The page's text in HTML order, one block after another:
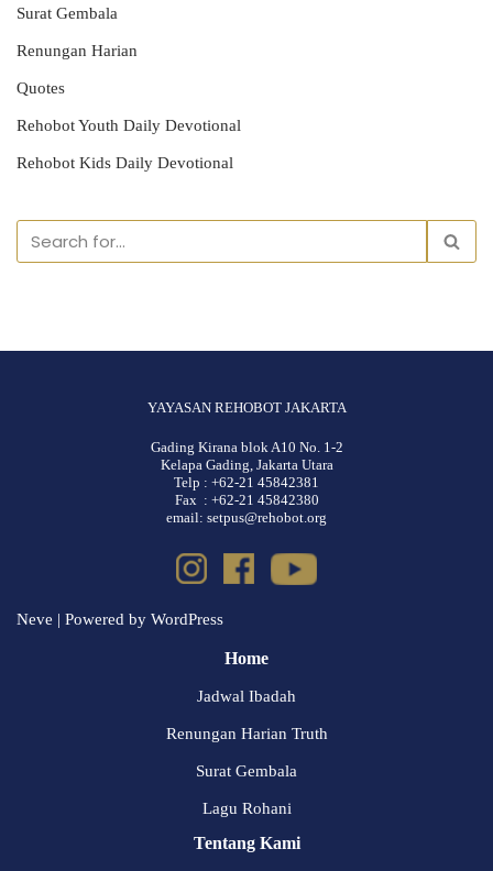
Surat Gembala
Renungan Harian
Quotes
Rehobot Youth Daily Devotional
Rehobot Kids Daily Devotional
YAYASAN REHOBOT JAKARTA
Gading Kirana blok A10 No. 1-2
Kelapa Gading, Jakarta Utara
Telp : +62-21 45842381
Fax : +62-21 45842380
email: setpus@rehobot.org
Neve | Powered by WordPress
Home
Jadwal Ibadah
Renungan Harian Truth
Surat Gembala
Lagu Rohani
Tentang Kami